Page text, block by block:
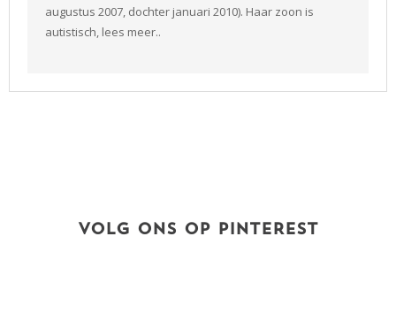
augustus 2007, dochter januari 2010). Haar zoon is
autistisch, lees meer..
VOLG ONS OP PINTEREST